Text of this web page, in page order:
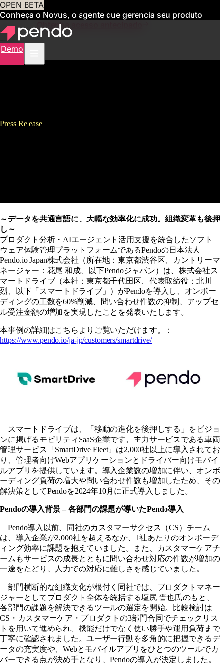
OPEN BETA
Conheça o Novus, o agente que gerencia seu produto
para você Obtenha acesso antecipado
Demo
Press Release
～データを共通言語に、大幅な効率化に成功。組織変革も後押
し～
プロダクト分析・AIエージェント活用支援を統合したソフト
ウェア体験管理プラットフォームであるPendoの日本法人
Pendo.io Japan株式会社（所在地：東京都渋谷区、カントリーマ
ネージャー：花尾 和成、以下Pendoジャパン）は、株式会社ス
マートドライブ（本社：東京都千代田区、代表取締役：北川
烈、以下「スマートドライブ」）がPendoを導入し、オンボー
ディングの工数を60%削減、問い合わせ件数の抑制、アップセ
ル受注金額の増加を実現したことを発表いたします。
本事例の詳細はこちらよりご覧いただけます。：
https://www.pendo.io/ja-jp/customers/smartdrive/
スマートドライブは、「移動の進化を後押しする」をビジョ
ンに掲げるモビリティSaaS企業です。主力サービスである車両
管理サービス「SmartDrive Fleet」は2,000社以上に導入されてお
り、管理者向けWebアプリケーションとドライバー向けモバイ
ルアプリを提供しています。導入企業数の増加に伴い、オンボ
ーディング負荷の増大や問い合わせ件数も増加したため、その
解決策としてPendoを2024年10月に正式導入しました。
Pendoの導入背景 – 各部門の課題が導いたPendo導入
Pendo導入以前、同社のカスタマーサクセス（CS）チーム
は、導入企業が2,000社を超えるなか、1社あたりのオンボーデ
ィング効率に課題を抱えていました。また、カスタマーケアチ
ームもサービスの成長とともに問い合わせ対応の件数が増加の
一途をたどり、人力での対応に難しさを感じていました。
部門横断的な組織文化が根付く同社では、プロダクトマネー
ジャーとしてプロダクト全体を統括する塩尻 晋也氏のもと、
各部門の課題を解決できるツールの選定を開始。比較検討は
CS・カスタマーケア・プロダクトの3部門合同でチェックリス
トを用いて進められ、機能だけでなく使い勝手や運用負荷まで
丁寧に確認されました。ユーザー行動を多角的に把握できるデ
ータの充実度や、Webとモバイルアプリをひとつのツールでカ
バーできる点が決め手となり、Pendoの導入が決定しました。